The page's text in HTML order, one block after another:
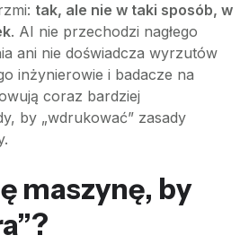
tak, ale nie w taki sposób, w
. AI nie przechodzi nagłego
ani nie doświadcza wyrzutów
inżynierowie i badacze na
coraz bardziej
by „wdrukować” zasady
maszynę, by